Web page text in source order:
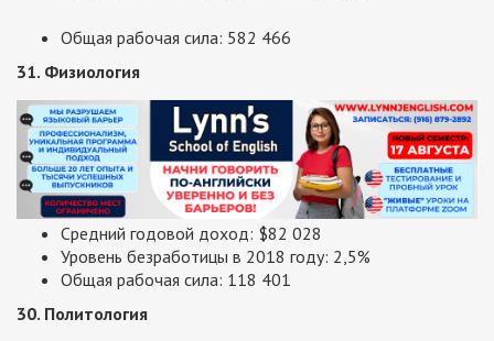
Общая рабочая сила: 582 466
31. Физиология
Средний годовой доход: $82 028
Уровень безработицы в 2018 году: 2,5%
Общая рабочая сила: 118 401
30. Политология